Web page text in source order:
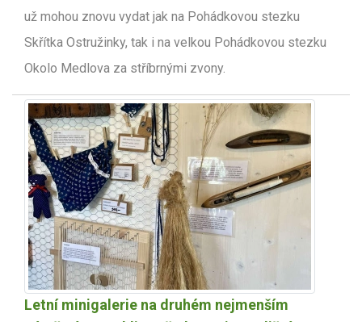
už mohou znovu vydat jak na Pohádkovou stezku
Skřítka Ostružinky, tak i na velkou Pohádkovou stezku
Okolo Medlova za stříbrnými zvony.
Letní minigalerie na druhém nejmenším